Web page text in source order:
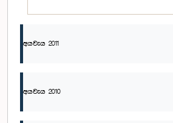
අයවැය 2011
අයවැය 2010